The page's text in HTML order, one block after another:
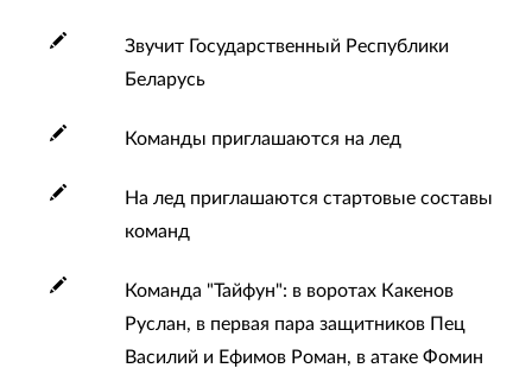
Звучит Государственный Республики
Беларусь
Команды приглашаются на лед
На лед приглашаются стартовые составы
команд
Команда "Тайфун": в воротах Какенов
Руслан, в первая пара защитников Пец
Василий и Ефимов Роман, в атаке Фомин